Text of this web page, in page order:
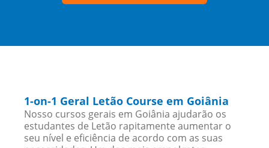
1-on-1 Geral Letão Course em Goiânia
Nosso cursos gerais em Goiânia ajudarão os
estudantes de Letão rapitamente aumentar o
seu nível e eficiência de acordo com as suas